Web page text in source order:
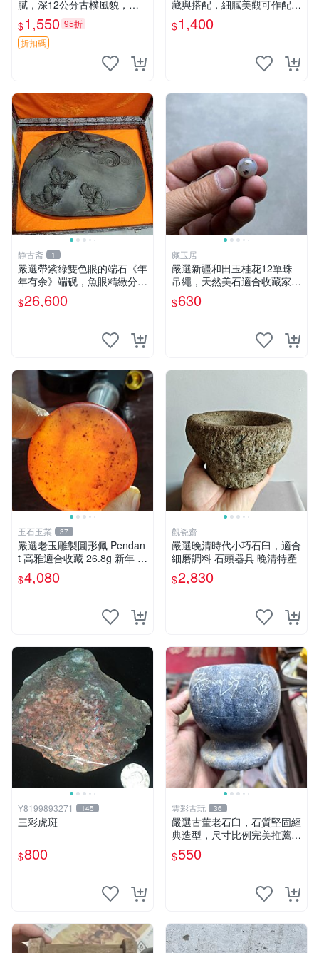
膩，深12公分古樸風貌，適
合作為盆栽或裝飾品，天然風
化獨具韻味。 老物件 盆器 裝
飾品
$1,550 95折
折扣碼
藏與搭配，細膩美觀可作配
飾。和闐玉佩、桂花佩、藏玉
佩
$1,400
静古斋 1
嚴選帶紫綠雙色眼的端石《年
年有余》端砚，魚眼精緻分
明，名家工藝展現大气風華
號石 端石砚
$26,600
藏玉居
嚴選新疆和田玉桂花12單珠
吊繩，天然美石適合收藏家。
48元超值特惠！ 桂花 石頭 和
田玉
$630
玉石玉業 37
嚴選老玉雕製圓形佩 Pendan
t 高雅適合收藏 26.8g 新年 老
玉、雕佩、圓形
$4,080
觀瓷齋
嚴選晚清時代小巧石臼，適合
細磨調料 石頭器具 晚清特產
$2,830
Y8199893271 145
三彩虎斑
$800
雲彩古玩 36
嚴選古董老石臼，石質堅固經
典造型，尺寸比例完美推薦收
藏！ 老石臼 古董石臼 石器
$550